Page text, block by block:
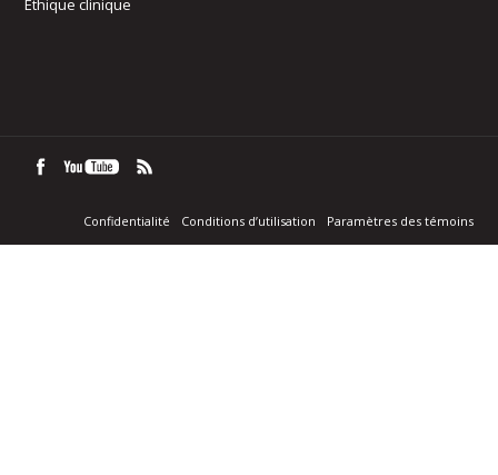
Éthique clinique
Confidentialité Conditions d’utilisation Paramètres des témoins